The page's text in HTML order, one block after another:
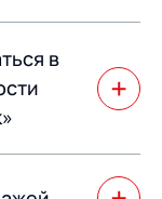
учитываются
в
системы при